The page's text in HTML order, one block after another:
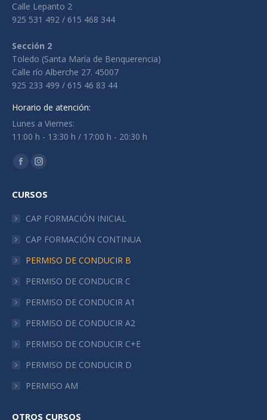
Calle Lepanto 2
925 531 492 / 615 468 344
Sección 2
Toledo (Santa María de Benquerencia)
Calle río Alberche 27. 45007
925 233 499 / 615 46 83 44
Horario de atención:
Lunes a Viernes:
11:00 h - 13:30 h / 17:00 h - 20:30 h
Encuéntranos en:
Facebook
opens
in
window
Instagram
opens
in
window
CURSOS
CAP FORMACIÓN INICIAL
CAP FORMACIÓN CONTINUA
PERMISO DE CONDUCIR B
PERMISO DE CONDUCIR C
PERMISO DE CONDUCIR A1
PERMISO DE CONDUCIR A2
PERMISO DE CONDUCIR C+E
PERMISO DE CONDUCIR D
PERMISO AM
OTROS CURSOS